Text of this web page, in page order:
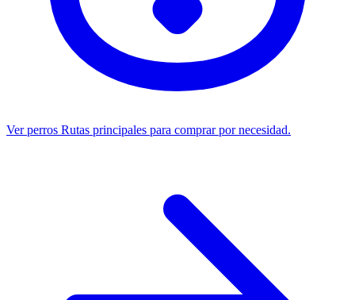
Ver perros Rutas principales para comprar por necesidad.